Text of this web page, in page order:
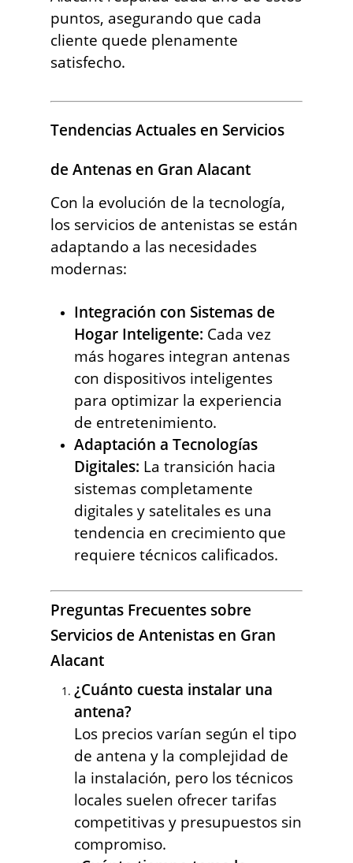
puntos, asegurando que cada
cliente quede plenamente
satisfecho.
Tendencias Actuales en Servicios
de Antenas en Gran Alacant
Con la evolución de la tecnología,
los servicios de antenistas se están
adaptando a las necesidades
modernas:
Integración con Sistemas de
Hogar Inteligente: Cada vez
más hogares integran antenas
con dispositivos inteligentes
para optimizar la experiencia
de entretenimiento.
Adaptación a Tecnologías
Digitales: La transición hacia
sistemas completamente
digitales y satelitales es una
tendencia en crecimiento que
requiere técnicos calificados.
Preguntas Frecuentes sobre
Servicios de Antenistas en Gran
Alacant
¿Cuánto cuesta instalar una
antena?
Los precios varían según el tipo
de antena y la complejidad de
la instalación, pero los técnicos
locales suelen ofrecer tarifas
competitivas y presupuestos sin
compromiso.